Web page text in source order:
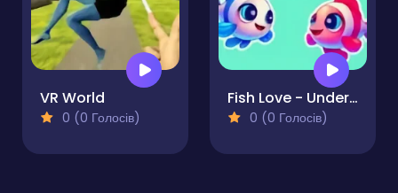
VR World
0 (0 Голосів)
Fish Love - Underwater Challenge
0 (0 Голосів)